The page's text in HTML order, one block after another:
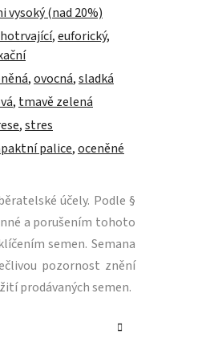
vysoký (nad 20%)
,euforický,
,ovocná,sladká
, tmavě zelená
,stres
palice,oceněné
účely. Podle §
a porušením tohoto
semen. Semana
pozornost znění
prodávaných semen.